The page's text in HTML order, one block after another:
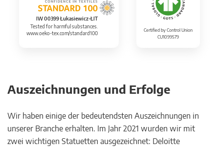
IW 00399 Łukasiewicz-ŁIT
Tested for harmful substances.
www.oeko-tex.com/standard100
Certified by Control Union
CU1099579
Auszeichnungen und Erfolge
Wir haben einige der bedeutendsten Auszeichnungen in
unserer Branche erhalten. Im Jahr 2021 wurden wir mit
zwei wichtigen Statuetten ausgezeichnet: Deloitte